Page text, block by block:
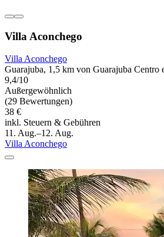
Villa Aconchego
Villa Aconchego
Guarajuba, 1,5 km von Guarajuba Centro
9,4/10
Außergewöhnlich
(29 Bewertungen)
38 €
inkl. Steuern & Gebühren
11. Aug.–12. Aug.
Villa Aconchego